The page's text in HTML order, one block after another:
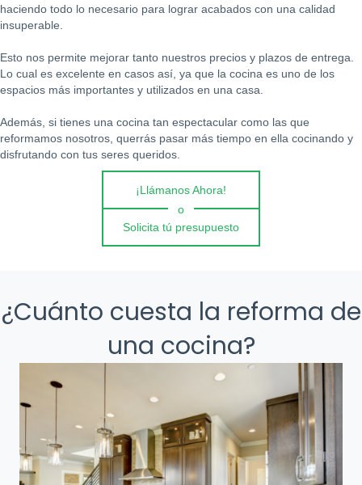
haciendo todo lo necesario para lograr acabados con una calidad
insuperable.
Esto nos permite mejorar tanto nuestros precios y plazos de entrega.
Lo cual es excelente en casos así, ya que la cocina es uno de los
espacios más importantes y utilizados en una casa.
Además, si tienes una cocina tan espectacular como las que
reformamos nosotros, querrás pasar más tiempo en ella cocinando y
disfrutando con tus seres queridos.
¡Llámanos Ahora!
o
Solicita tú presupuesto
¿Cuánto cuesta la reforma de
una cocina?